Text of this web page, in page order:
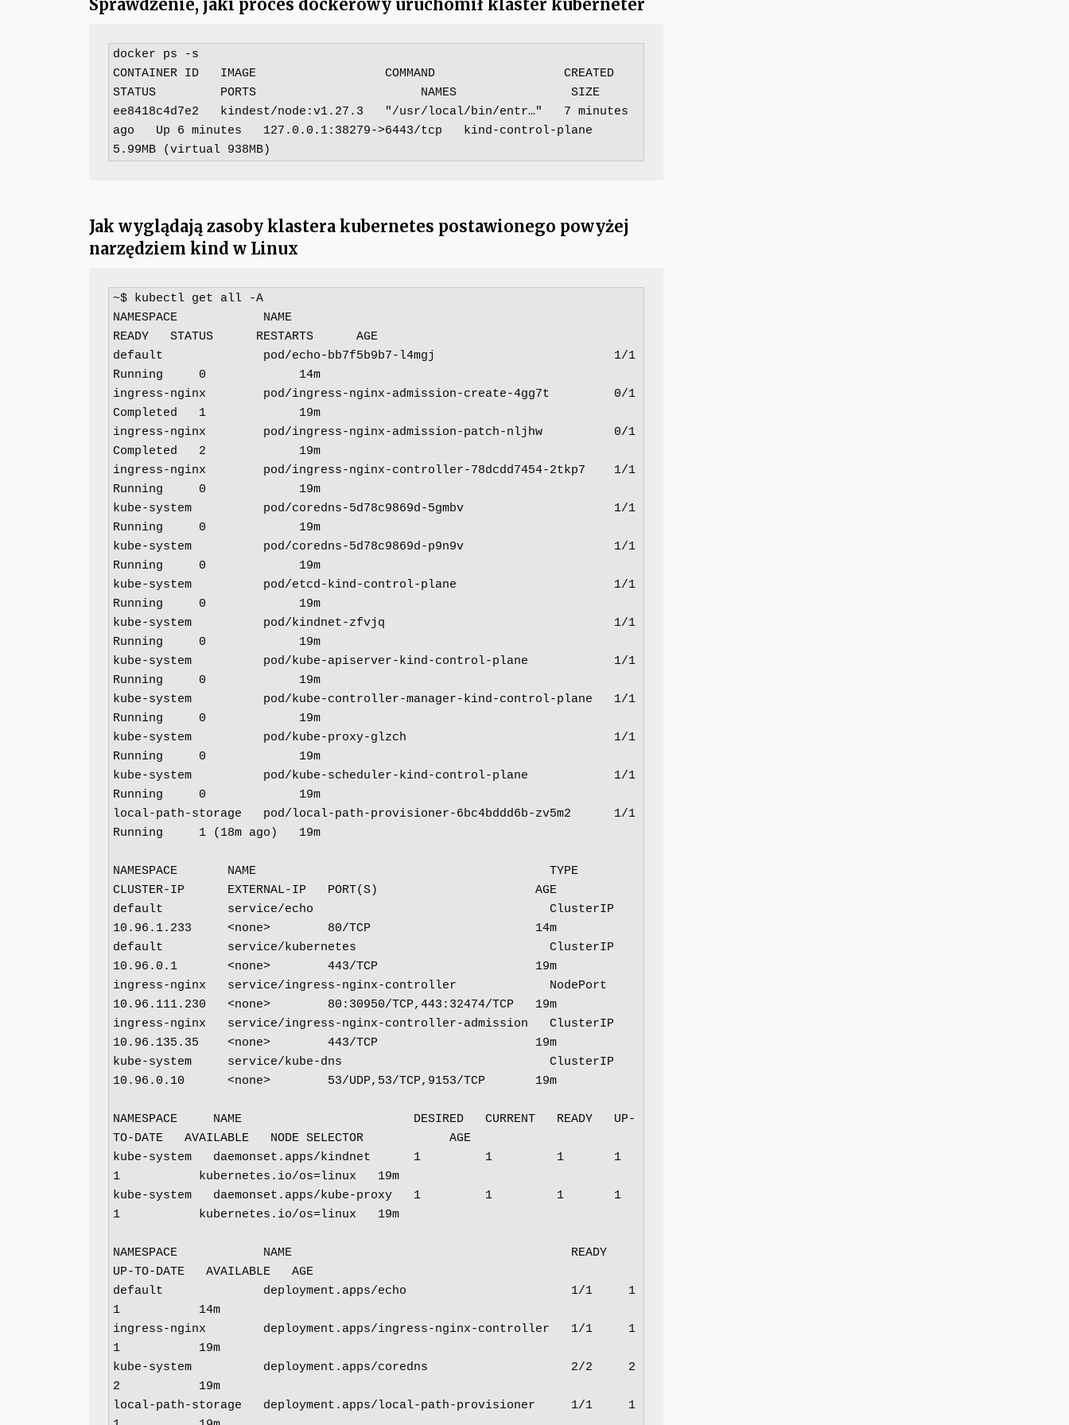
Sprawdzenie, jaki proces dockerowy uruchomił klaster kuberneter
docker ps -s
CONTAINER ID   IMAGE                  COMMAND                  CREATED
STATUS         PORTS                       NAMES                SIZE
ee8418c4d7e2   kindest/node:v1.27.3   "/usr/local/bin/entr…"   7 minutes
ago   Up 6 minutes   127.0.0.1:38279->6443/tcp   kind-control-plane
5.99MB (virtual 938MB)
Jak wyglądają zasoby klastera kubernetes postawionego powyżej
narzędziem kind w Linux
~$ kubectl get all -A
NAMESPACE            NAME
READY   STATUS      RESTARTS      AGE
default              pod/echo-bb7f5b9b7-l4mgj                         1/1
Running     0             14m
ingress-nginx        pod/ingress-nginx-admission-create-4gg7t         0/1
Completed   1             19m
ingress-nginx        pod/ingress-nginx-admission-patch-nljhw          0/1
Completed   2             19m
ingress-nginx        pod/ingress-nginx-controller-78dcdd7454-2tkp7    1/1
Running     0             19m
kube-system          pod/coredns-5d78c9869d-5gmbv                     1/1
Running     0             19m
kube-system          pod/coredns-5d78c9869d-p9n9v                     1/1
Running     0             19m
kube-system          pod/etcd-kind-control-plane                      1/1
Running     0             19m
kube-system          pod/kindnet-zfvjq                                1/1
Running     0             19m
kube-system          pod/kube-apiserver-kind-control-plane            1/1
Running     0             19m
kube-system          pod/kube-controller-manager-kind-control-plane   1/1
Running     0             19m
kube-system          pod/kube-proxy-glzch                             1/1
Running     0             19m
kube-system          pod/kube-scheduler-kind-control-plane            1/1
Running     0             19m
local-path-storage   pod/local-path-provisioner-6bc4bddd6b-zv5m2      1/1
Running     1 (18m ago)   19m
NAMESPACE       NAME                                         TYPE
CLUSTER-IP      EXTERNAL-IP   PORT(S)                      AGE
default         service/echo                                 ClusterIP
10.96.1.233     <none>        80/TCP                       14m
default         service/kubernetes                           ClusterIP
10.96.0.1       <none>        443/TCP                      19m
ingress-nginx   service/ingress-nginx-controller             NodePort
10.96.111.230   <none>        80:30950/TCP,443:32474/TCP   19m
ingress-nginx   service/ingress-nginx-controller-admission   ClusterIP
10.96.135.35    <none>        443/TCP                      19m
kube-system     service/kube-dns                             ClusterIP
10.96.0.10      <none>        53/UDP,53/TCP,9153/TCP       19m
NAMESPACE     NAME                        DESIRED   CURRENT   READY   UP-
TO-DATE   AVAILABLE   NODE SELECTOR            AGE
kube-system   daemonset.apps/kindnet      1         1         1       1
1           kubernetes.io/os=linux   19m
kube-system   daemonset.apps/kube-proxy   1         1         1       1
1           kubernetes.io/os=linux   19m
NAMESPACE            NAME                                       READY
UP-TO-DATE   AVAILABLE   AGE
default              deployment.apps/echo                       1/1     1
1           14m
ingress-nginx        deployment.apps/ingress-nginx-controller   1/1     1
1           19m
kube-system          deployment.apps/coredns                    2/2     2
2           19m
local-path-storage   deployment.apps/local-path-provisioner     1/1     1